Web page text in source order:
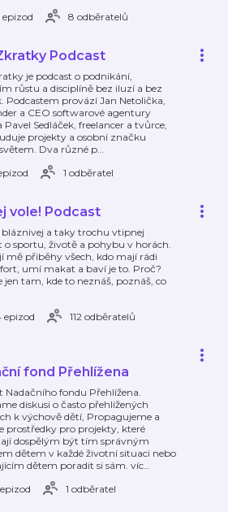
epizod
8 odběratelů
Podcast
je podcast o podnikání,
růstu a disciplíně bez iluzí a bez
Podcastem provází Jan Netolička,
a CEO softwarové agentury
Pavel Sedláček, freelancer a tvůrce,
projekty a osobní značku
Dva různé p…
1 odběratel
vole! Podcast
bláznivej a taky trochu vtipnej
o sportu, životě a pohybu v horách.
mě přiběhy všech, kdo mají rádi
umí makat a baví je to. Proč?
jen tam, kde to neznáš, poznáš, co
epizod
112 odběratelů
fond Přehlížena
Nadačního fondu Přehlížena.
diskusi o často přehlížených
k výchově dětí, Propagujeme a
prostředky pro projekty, které
dospělým být tím správným
dětem v každé životní situaci nebo
dětem poradit si sám. víc…
1 odběratel